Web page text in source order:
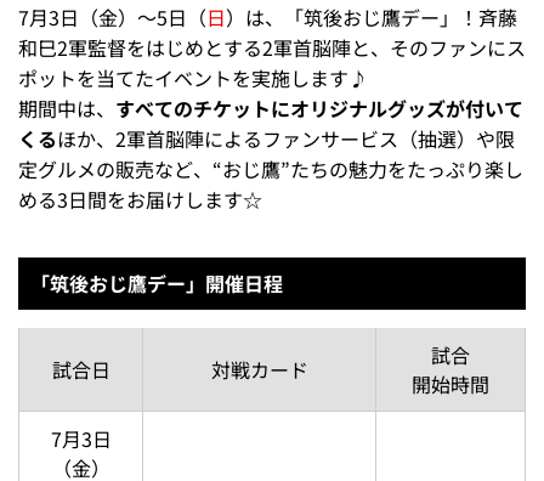
7月3日（金）～5日（日）は、「筑後おじ鷹デー」！斉藤
和巳2軍監督をはじめとする2軍首脳陣と、そのファンにス
ポットを当てたイベントを実施します♪
期間中は、 すべてのチケットにオリジナルグッズが付いて
くるほか、2軍首脳陣によるファンサービス（抽選）や限
定グルメの販売など、“おじ鷹”たちの魅力をたっぷり楽し
める3日間をお届けします☆
「筑後おじ鷹デー」開催日程
試合日 対戦カード
試合
開始時間
7月3日
（金）